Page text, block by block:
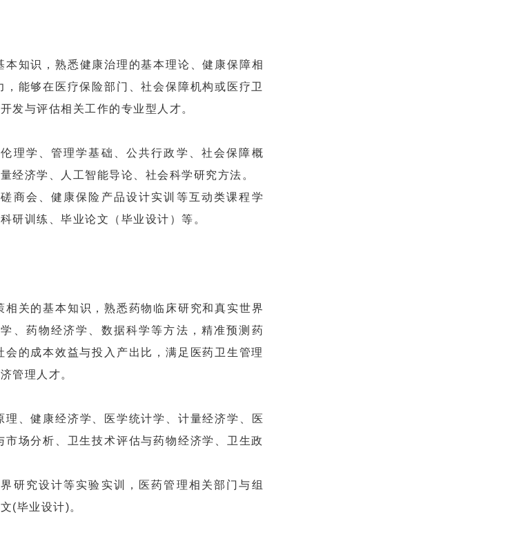
知识，熟悉健康治理的基本理论、健康保障相
能够在医疗保险部门、社会保障机构或医疗卫
发与评估相关工作的专业型人才。
理学、管理学基础、公共行政学、社会保障概
经济学、人工智能导论、社会科学研究方法。
商会、健康保险产品设计实训等互动类课程学
研训练、毕业论文（毕业设计）等。
关的基本知识，熟悉药物临床研究和真实世界
、药物经济学、数据科学等方法，精准预测药
的成本效益与投入产出比，满足医药卫生管理
管理人才。
、健康经济学、医学统计学、计量经济学、医
场分析、卫生技术评估与药物经济学、卫生政
研究设计等实验实训，医药管理相关部门与组
(毕业设计)。